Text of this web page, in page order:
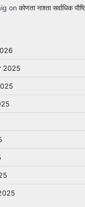
on कोणता नाश्ता सर्वाधिक
2025